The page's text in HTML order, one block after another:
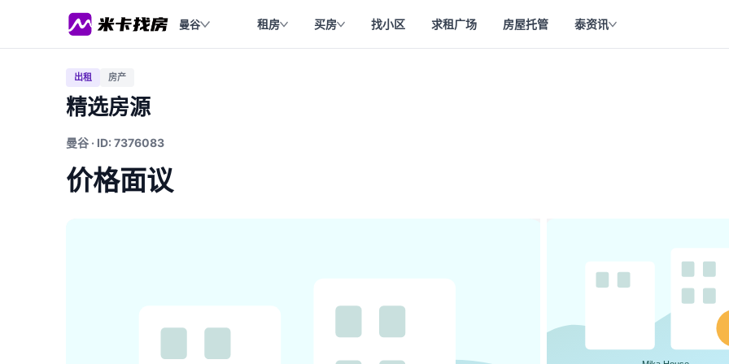
曼谷 租房 买房 找小区 求租广场 房屋托管 泰资讯
出租 房产
精选房源
曼谷 · ID: 7376083
价格面议